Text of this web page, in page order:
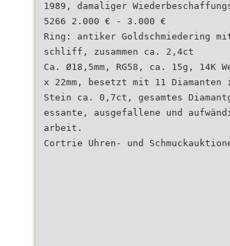
1989, damaliger
5266 2.000 € - 3.000 €
Ring: antiker Goldschmiedering
schliff, zusammen ca. 2,4ct
Ca. Ø18,5mm, RG58, ca. 15g, 14K
x 22mm, besetzt mit 11
Stein ca. 0,7ct, gesamtes
essante, ausgefallene und
arbeit.
Cortrie Uhren- und